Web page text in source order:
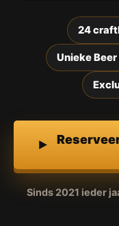
24
Unieke
Sinds 2021 ieder